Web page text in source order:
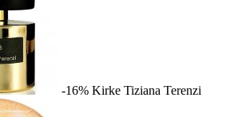
-16% Kirke Tiziana Terenzi